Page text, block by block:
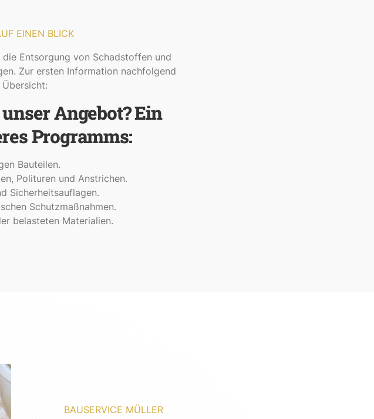
EINEN BLICK
Entsorgung von Schadstoffen und
Zur ersten Information nachfolgend
Angebot? Ein
Programms:
Bauteilen.
Polituren und Anstrichen.
Sicherheitsauflagen.
Schutzmaßnahmen.
belasteten Materialien.
BAUSERVICE MÜLLER